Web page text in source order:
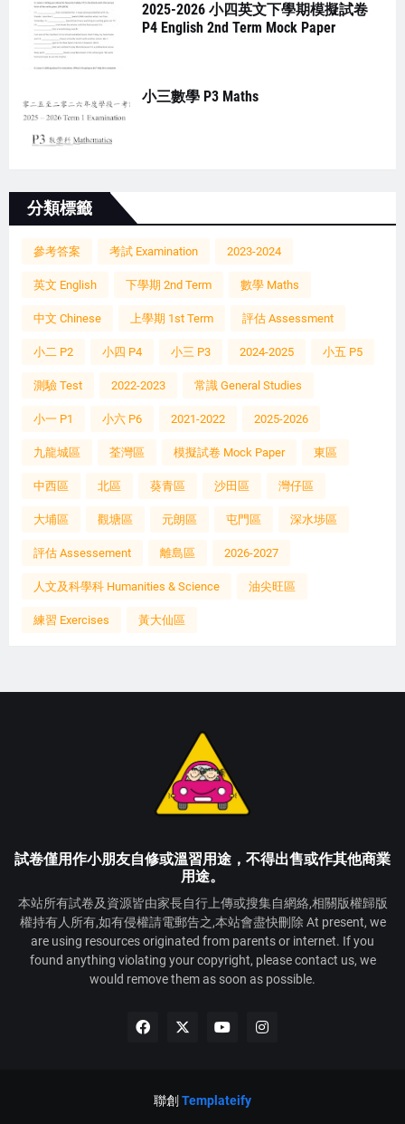
2025-2026 小四英文下學期模擬試卷
P4 English 2nd Term Mock Paper
小三數學 P3 Maths
分類標籤
參考答案 考試 Examination 2023-2024
英文 English 下學期 2nd Term 數學 Maths
中文 Chinese 上學期 1st Term 評估 Assessment
小二 P2 小四 P4 小三 P3 2024-2025 小五 P5
測驗 Test 2022-2023 常識 General Studies
小一 P1 小六 P6 2021-2022 2025-2026
九龍城區 荃灣區 模擬試卷 Mock Paper 東區
中西區 北區 葵青區 沙田區 灣仔區
大埔區 觀塘區 元朗區 屯門區 深水埗區
評估 Assessement 離島區 2026-2027
人文及科學科 Humanities & Science 油尖旺區
練習 Exercises 黃大仙區
試卷僅用作小朋友自修或溫習用途，不得出售或作其他商業
用途。
本站所有試卷及資源皆由家長自行上傳或搜集自網絡,相關版權歸版
權持有人所有,如有侵權請電郵告之,本站會盡快刪除 At present, we
are using resources originated from parents or internet. If you
found anything violating your copyright, please contact us, we
would remove them as soon as possible.
聯創 Templateify